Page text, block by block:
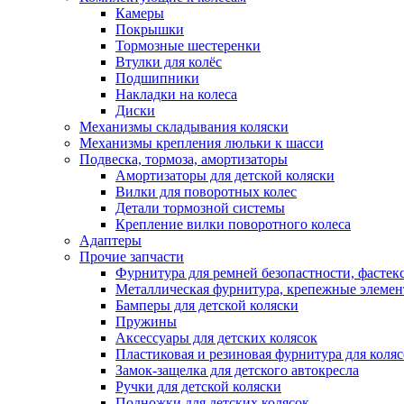
Камеры
Покрышки
Тормозные шестеренки
Втулки для колёс
Подшипники
Накладки на колеса
Диски
Механизмы складывания коляски
Механизмы крепления люльки к шасси
Подвеска, тормоза, амортизаторы
Амортизаторы для детской коляски
Вилки для поворотных колес
Детали тормозной системы
Крепление вилки поворотного колеса
Адаптеры
Прочие запчасти
Фурнитура для ремней безопастности,
Металлическая фурнитура, крепежные
Бамперы для детской коляски
Пружины
Аксессуары для детских колясок
Пластиковая и резиновая фурнитура для
Замок-защелка для детского автокресла
Ручки для детской коляски